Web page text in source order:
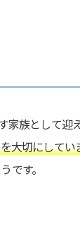
家族として迎
大切にしてい
です。